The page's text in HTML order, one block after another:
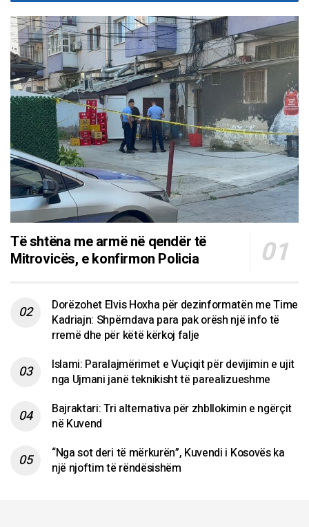
Të shtëna me armë në qendër të
Mitrovicës, e konfirmon Policia
Dorëzohet Elvis Hoxha për dezinformatën me Time
Kadriajn: Shpërndava para pak orësh një info të
rremë dhe për këtë kërkoj falje
Islami: Paralajmërimet e Vuçiqit për devijimin e ujit
nga Ujmani janë teknikisht të parealizueshme
Bajraktari: Tri alternativa për zhbllokimin e ngërçit
në Kuvend
“Nga sot deri të mërkurën”, Kuvendi i Kosovës ka
një njoftim të rëndësishëm